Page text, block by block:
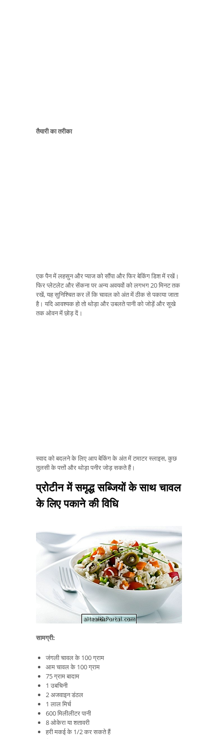
तैयारी का तरीका
एक पैन में लहसुन और प्याज को सौंपा और फिर बेकिंग डिश में रखें।
फिर प्लेटलेट और सेंकना पर अन्य अवयवों को लगभग 20 मिनट तक
रखें, यह सुनिश्चित कर लें कि चावल को अंत में ठीक से पकाया जाता
है। यदि आवश्यक हो तो थोड़ा और उबलते पानी को जोड़ें और सूखे
तक ओवन में छोड़ दें।
स्वाद को बदलने के लिए आप बेकिंग के अंत में टमाटर स्लाइस, कुछ
तुलसी के पत्तों और थोड़ा पनीर जोड़ सकते हैं।
प्रोटीन में समृद्ध सब्जियों के साथ चावल
के लिए पकाने की विधि
सामग्री:
जंगली चावल के 100 ग्राम
आम चावल के 100 ग्राम
75 ग्राम बादाम
1 उबचिनी
2 अजवाइन डंठल
1 लाल मिर्च
600 मिलीलीटर पानी
8 ओकेरा या शतावरी
हरी मकई के 1/2 कर सकते हैं